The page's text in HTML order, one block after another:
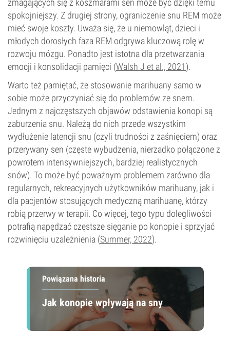
zmagających się z koszmarami sen może być dzięki temu
spokojniejszy. Z drugiej strony, ograniczenie snu REM może
mieć swoje koszty. Uważa się, że u niemowląt, dzieci i
młodych dorosłych faza REM odgrywa kluczową rolę w
rozwoju mózgu. Ponadto jest istotna dla przetwarzania
emocji i konsolidacji pamięci (Walsh J et al., 2021).
Warto też pamiętać, że stosowanie marihuany samo w
sobie może przyczyniać się do problemów ze snem.
Jednym z najczęstszych objawów odstawienia konopi są
zaburzenia snu. Należą do nich przede wszystkim
wydłużenie latencji snu (czyli trudności z zaśnięciem) oraz
przerywany sen (częste wybudzenia, nierzadko połączone z
powrotem intensywniejszych, bardziej realistycznych
snów). To może być poważnym problemem zarówno dla
regularnych, rekreacyjnych użytkowników marihuany, jak i
dla pacjentów stosujących medyczną marihuanę, którzy
robią przerwy w terapii. Co więcej, tego typu dolegliwości
potrafią napędzać częstsze sięganie po konopie i sprzyjać
rozwinięciu uzależnienia (Summer, 2022).
Powiązana historia
Jak konopie wpływają na sny